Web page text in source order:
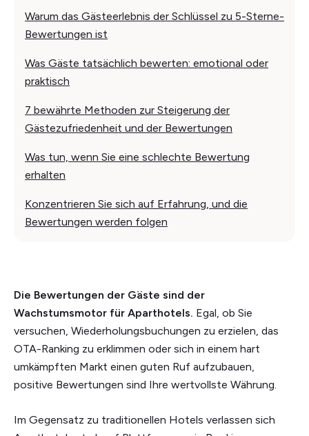
Warum das Gästeerlebnis der Schlüssel zu 5-Sterne-
Bewertungen ist
Was Gäste tatsächlich bewerten: emotional oder
praktisch
7 bewährte Methoden zur Steigerung der
Gästezufriedenheit und der Bewertungen
Was tun, wenn Sie eine schlechte Bewertung
erhalten
Konzentrieren Sie sich auf Erfahrung, und die
Bewertungen werden folgen
Die Bewertungen der Gäste sind der
Wachstumsmotor für Aparthotels. Egal, ob Sie
versuchen, Wiederholungsbuchungen zu erzielen, das
OTA-Ranking zu erklimmen oder sich in einem hart
umkämpften Markt einen guten Ruf aufzubauen,
positive Bewertungen sind Ihre wertvollste Währung.
Im Gegensatz zu traditionellen Hotels verlassen sich